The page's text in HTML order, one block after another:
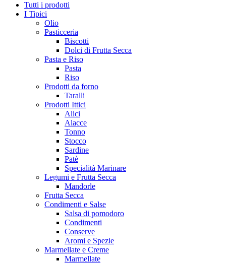
Tutti i prodotti
I Tipici
Olio
Pasticceria
Biscotti
Dolci di Frutta Secca
Pasta e Riso
Pasta
Riso
Prodotti da forno
Taralli
Prodotti Ittici
Alici
Alacce
Tonno
Stocco
Sardine
Patè
Specialità Marinare
Legumi e Frutta Secca
Mandorle
Frutta Secca
Condimenti e Salse
Salsa di pomodoro
Condimenti
Conserve
Aromi e Spezie
Marmellate e Creme
Marmellate